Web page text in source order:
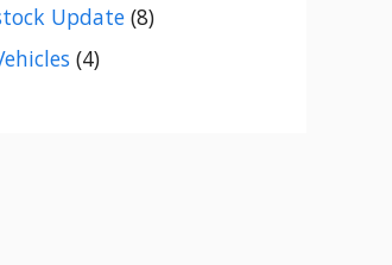
Update (8)
(4)